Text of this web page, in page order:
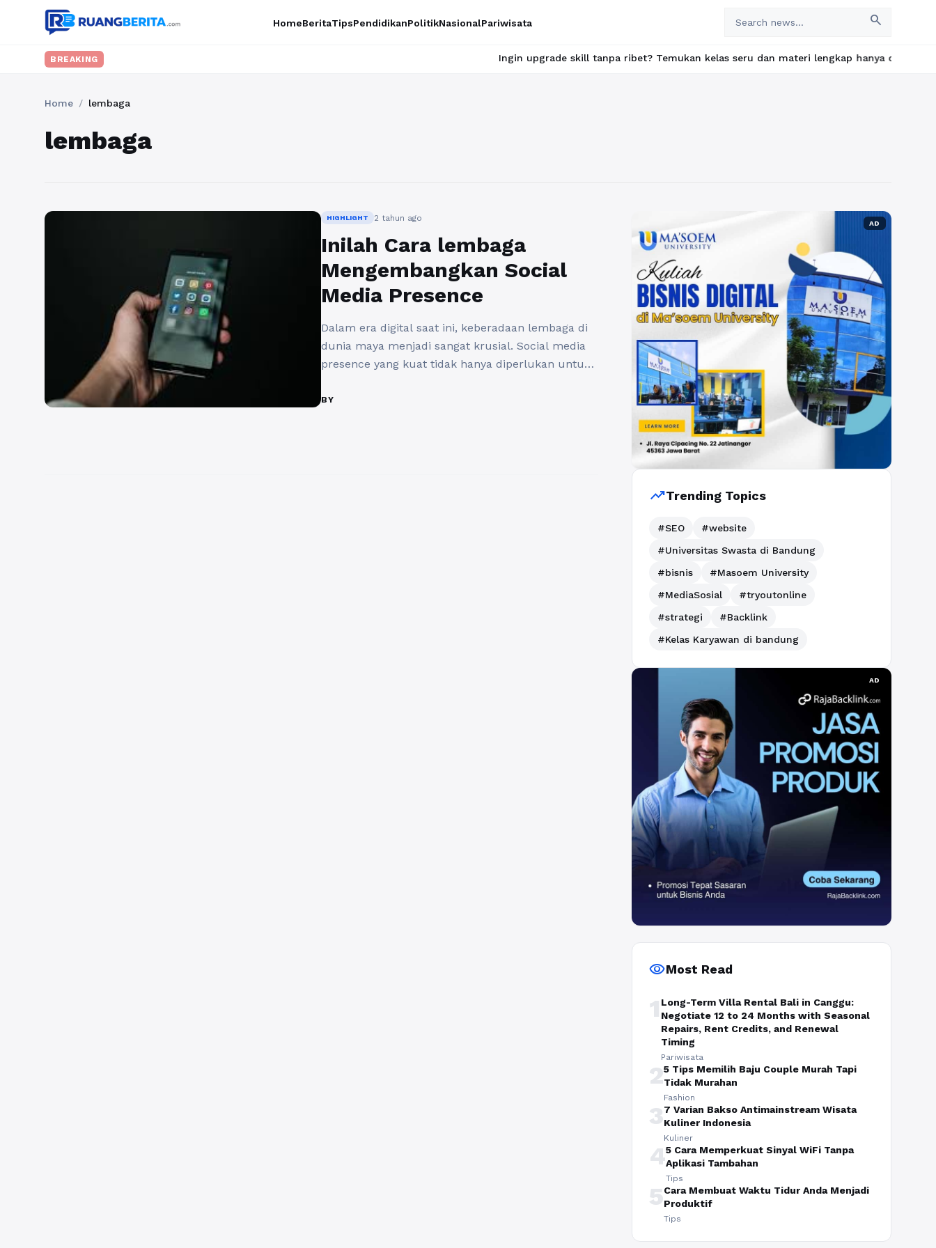
HomeBeritaTipsPendidikanPolitikNasionalPariwisata search
BREAKING Ingin upgrade skill tanpa ribet? Temukan kelas seru dan materi lengkap hanya di
Home / lembaga
lembaga
HIGHLIGHT 2 tahun ago
Inilah Cara lembaga
Mengembangkan Social
Media Presence
Dalam era digital saat ini, keberadaan lembaga di
dunia maya menjadi sangat krusial. Social media
presence yang kuat tidak hanya diperlukan untuk
nirlaba, pemerintah, dan lembaga pendidikan.
BY
AD
trending_upTrending Topics
#SEO
#website
#Universitas Swasta di Bandung
#bisnis
#Masoem University
#MediaSosial
#tryoutonline
#strategi
#Backlink
#Kelas Karyawan di bandung
AD
visibilityMost Read
1 Long-Term Villa Rental Bali in Canggu:
Negotiate 12 to 24 Months with Seasonal
Repairs, Rent Credits, and Renewal
Timing
Pariwisata
25 Tips Memilih Baju Couple Murah Tapi
Tidak Murahan
Fashion
37 Varian Bakso Antimainstream Wisata
Kuliner Indonesia
Kuliner
45 Cara Memperkuat Sinyal WiFi Tanpa
Aplikasi Tambahan
Tips
5Cara Membuat Waktu Tidur Anda Menjadi
Produktif
Tips